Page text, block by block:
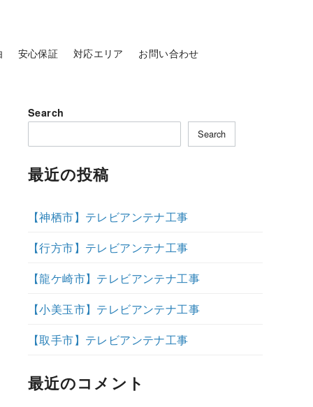
安心保証 対応エリア お問い合わせ
Search
Search
最近の投稿
【神栖市】テレビアンテナ工事
【行方市】テレビアンテナ工事
【龍ケ崎市】テレビアンテナ工事
【小美玉市】テレビアンテナ工事
【取手市】テレビアンテナ工事
最近のコメント